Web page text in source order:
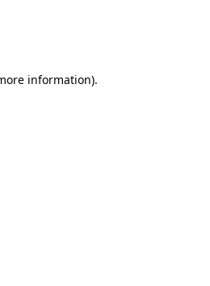
information).